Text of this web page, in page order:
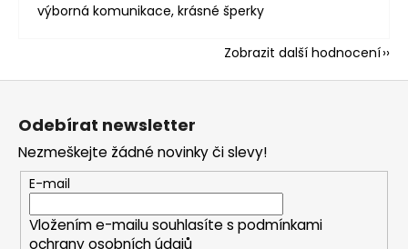
výborná komunikace, krásné šperky
Zobrazit další hodnocení
Z
Odebírat newsletter
Nezmeškejte žádné novinky či slevy!
E-mail
Vložením e-mailu souhlasíte s podmínkami
ochrany osobních údajů